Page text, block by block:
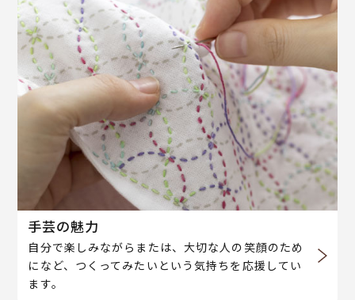
手芸の魅力
自分で楽しみながらまたは、大切な人の笑顔のため
になど、つくってみたいという気持ちを応援してい
ます。